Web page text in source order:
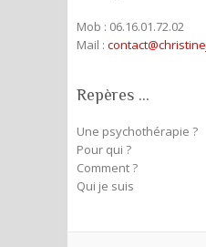
Mob : 06.16.01.72.02
Mail :
Repères …
Une psychothérapie ?
Pour qui ?
Comment ?
Qui je suis